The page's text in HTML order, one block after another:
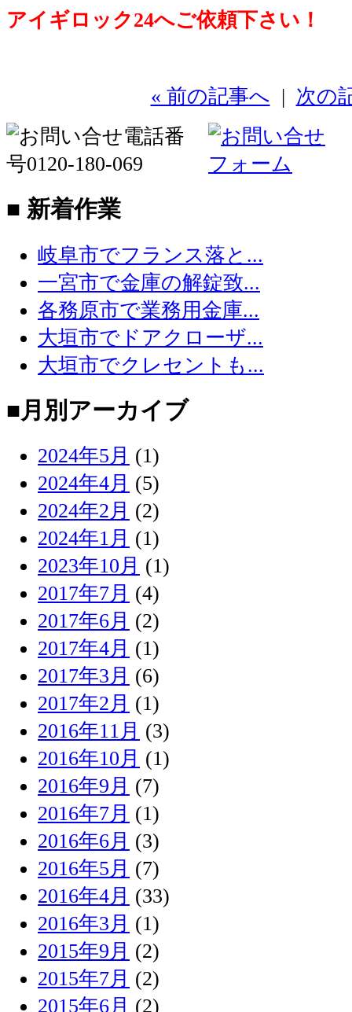
アイギロック24へご依頼下さい！
« 前の記事へ | 次の
■ 新着作業
岐阜市でフランス落と...
一宮市で金庫の解錠致...
各務原市で業務用金庫...
大垣市でドアクローザ...
大垣市でクレセントも...
■月別アーカイブ
2024年5月 (1)
2024年4月 (5)
2024年2月 (2)
2024年1月 (1)
2023年10月 (1)
2017年7月 (4)
2017年6月 (2)
2017年4月 (1)
2017年3月 (6)
2017年2月 (1)
2016年11月 (3)
2016年10月 (1)
2016年9月 (7)
2016年7月 (1)
2016年6月 (3)
2016年5月 (7)
2016年4月 (33)
2016年3月 (1)
2015年9月 (2)
2015年7月 (2)
2015年6月 (2)